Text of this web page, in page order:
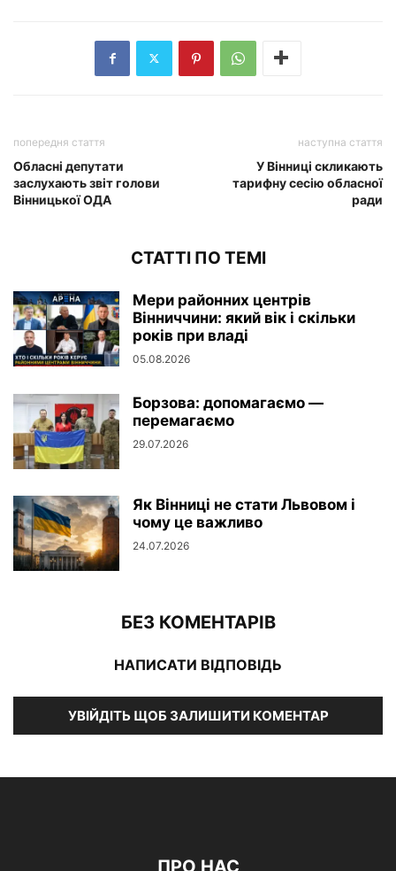
попередня стаття
Обласні депутати
заслухають звіт голови
Вінницької ОДА
наступна стаття
У Вінниці скликають
тарифну сесію обласної
ради
СТАТТІ ПО ТЕМІ
Мери районних центрів
Вінниччини: який вік і скільки
років при владі
05.08.2026
Борзова: допомагаємо —
перемагаємо
29.07.2026
Як Вінниці не стати Львовом і
чому це важливо
24.07.2026
БЕЗ КОМЕНТАРІВ
НАПИСАТИ ВІДПОВІДЬ
УВІЙДІТЬ ЩОБ ЗАЛИШИТИ КОМЕНТАР
ПРО НАС